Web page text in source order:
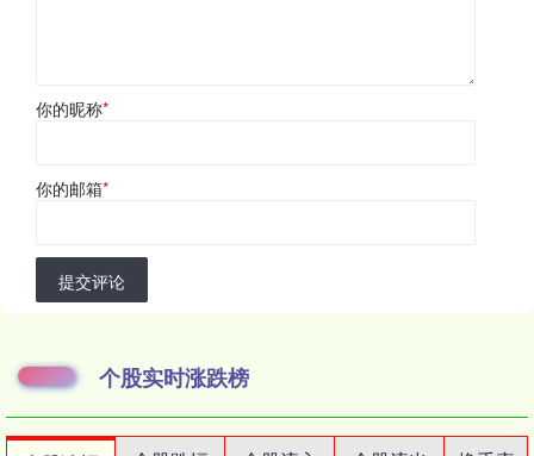
你的昵称*
你的邮箱*
提交评论
个股实时涨跌榜